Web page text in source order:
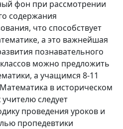
фон при рассмотрении
содержания
что способствует
а это важнейшая
познавательного
можно предложить
а учащимся 8-11
в историческом
учителю следует
проведения уроков и
пропедевтики